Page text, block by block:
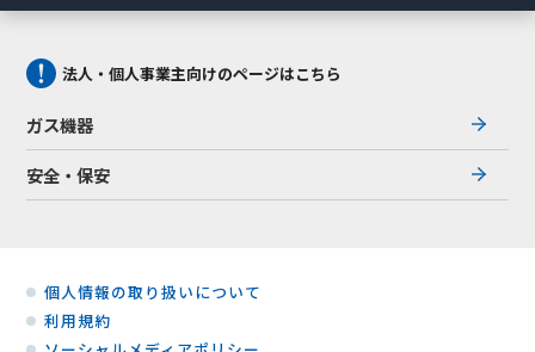
法人・個人事業主向けのページはこちら
ガス機器
安全・保安
個人情報の取り扱いについて
利用規約